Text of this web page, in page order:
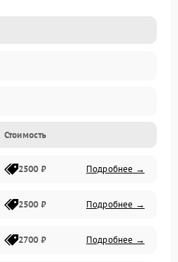
Стоимость
2500 ₽ Подробнее →
2500 ₽ Подробнее →
2700 ₽ Подробнее →